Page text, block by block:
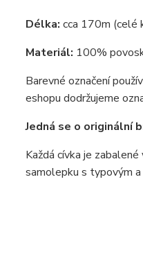
Délka: cca 170m (celé
Materiál: 100%
Barevné označení
eshopu dodržujeme
Jedná se o originální
Každá cívka je
samolepku s typovým a